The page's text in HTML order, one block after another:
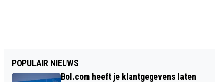
POPULAIR NIEUWS
Bol.com heeft je klantgegevens laten